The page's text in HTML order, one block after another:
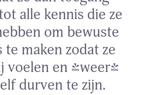
alle kennis die ze
om bewuste
te maken zodat ze
voelen en (weer)
durven te zijn.